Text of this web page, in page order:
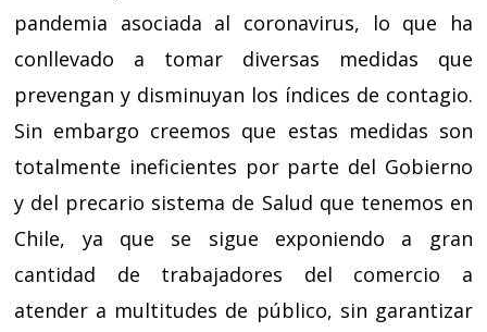
pandemia asociada al coronavirus, lo que ha
conllevado a tomar diversas medidas que
prevengan y disminuyan los índices de contagio.
Sin embargo creemos que estas medidas son
totalmente ineficientes por parte del Gobierno
y del precario sistema de Salud que tenemos en
Chile, ya que se sigue exponiendo a gran
cantidad de trabajadores del comercio a
atender a multitudes de público, sin garantizar